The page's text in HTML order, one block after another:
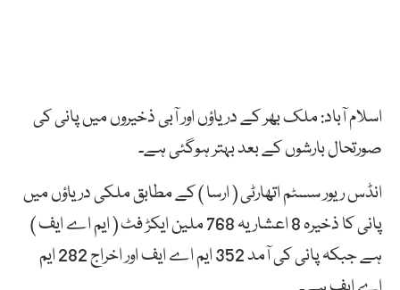
اسلام آباد: ملک بھر کے دریاؤں اور آبی ذخیروں میں پانی کی
صورتحال بارشوں کے بعد بہتر ہوگئی ہے۔
انڈس ریور سسٹم اتھارٹی ( ارسا ) کے مطابق ملکی دریاؤں میں
پانی کا ذخیرہ 8 اعشاریہ 768 ملین ایکڑ فٹ ( ایم اے ایف )
ہے جبکہ پانی کی آمد 352 ایم اے ایف اور اخراج 282 ایم